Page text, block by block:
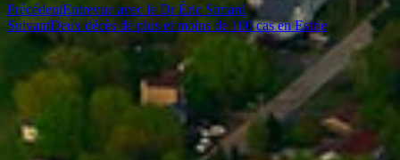
PrécédentEntrevue avec le Dr Éric Simard
SuivantDeux décès de plus et moins de 100 cas en Estrie